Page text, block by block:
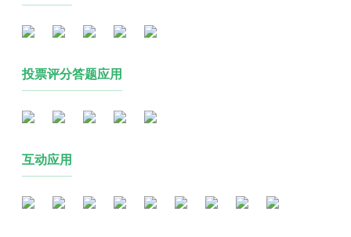
投票评分答题应用
互动应用